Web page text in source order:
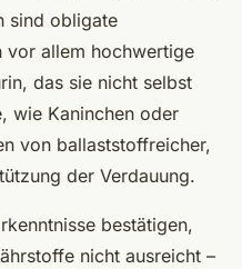
sind obligate
vor allem hochwertige
das sie nicht selbst
wie Kaninchen oder
von ballaststoffreicher,
der Verdauung.
bestätigen,
nicht ausreicht –